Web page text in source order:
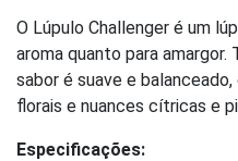
of
5
O Lúpulo Challenger é um
aroma quanto para
sabor é suave e
florais e nuances cítricas e
Especificações: